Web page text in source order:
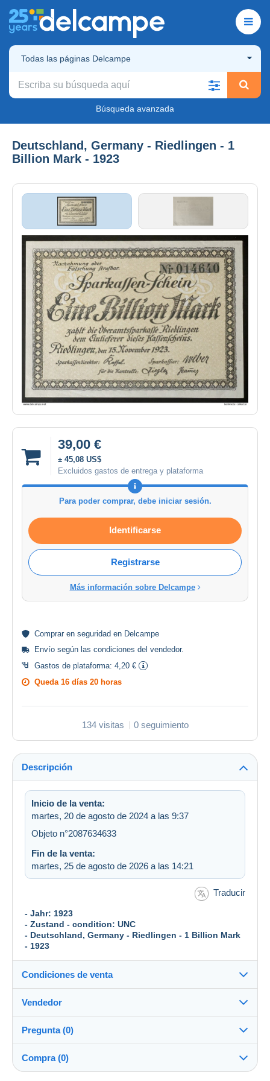
Todas las páginas Delcampe
Búsqueda avanzada
Deutschland, Germany - Riedlingen - 1
Billion Mark - 1923
39,00 €
± 45,08 US$
Excluidos gastos de entrega y plataforma
Para poder comprar, debe iniciar sesión.
Identificarse
Registrarse
Más información sobre Delcampe
Comprar en seguridad en Delcampe
Envío según las condiciones del vendedor.
Gastos de plataforma: 4,20 €
Queda 16 días 20 horas
134 visitas 0 seguimiento
Descripción
Inicio de la venta:
martes, 20 de agosto de 2024 a las 9:37
Objeto n°2087634633
Fin de la venta:
martes, 25 de agosto de 2026 a las 14:21
Traducir
- Jahr: 1923
- Zustand - condition: UNC
- Deutschland, Germany - Riedlingen - 1 Billion Mark
- 1923
Condiciones de venta
Destino:
Ver la lista de países
Envío:
Envío después del pago
Vendedor
banknote_collector100%(1207x)
Tienda
Pregunta (0)
Compra (0)